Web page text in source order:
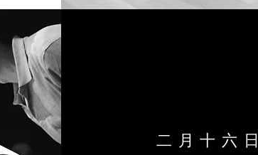
二月十六